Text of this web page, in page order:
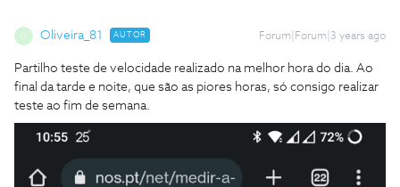
Oliveira_81 AUTOR Forum|Forum|3 years ago
Partilho teste de velocidade realizado na melhor hora do dia. Ao
final da tarde e noite, que são as piores horas, só consigo realizar
teste ao fim de semana.